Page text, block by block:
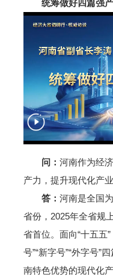
统筹做好四篇强
问： 河南作为经
产力，提升现代化产
答： 河南是全国
省份，2025年全省规
省首位。面向“十五五
号”“新字号”“外字号”
南特色优势的现代化产